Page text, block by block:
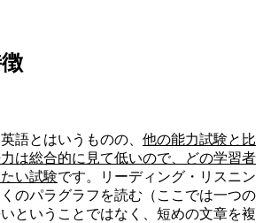
語とはいうものの、 他の能力試験と比
は総合的に見て低いので、どの学習者
い試験です。リーディング・リスニン
のパラグラフを読む（ここでは一つの
ということではなく、短めの文章を複